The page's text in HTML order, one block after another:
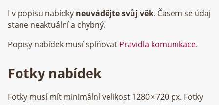
I v popisu nabídky neuvádějte svůj věk. Časem se údaj
stane neaktuální a chybný.
Popisy nabídek musí splňovat Pravidla komunikace.
Fotky nabídek
Fotky musí mít minimální velikost 1280 × 720 px. Fotky